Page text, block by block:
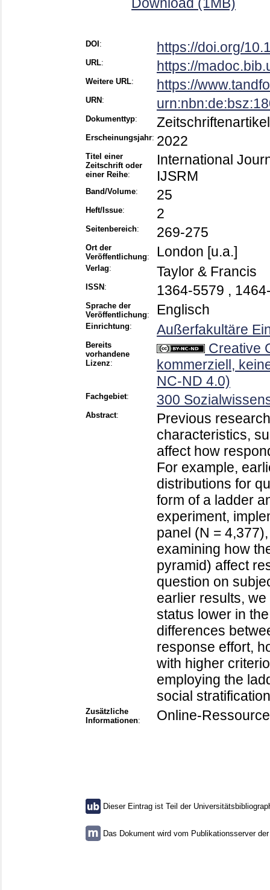
DOI : https://doi.org/
URL: https://
Weitere URL: https://
URN :
Dokumenttyp: Zeitschriftenartikel
Erscheinungsjahr: 2022
Titel einer
Zeitschrift oder
einer Reihe:
International
IJSRM
Band/Volume: 25
Heft/Issue: 2
Seitenbereich: 269-275
Ort der
Veröffentlichung: London [u.a.]
Verlag: Taylor & Francis
ISSN : 1364-5579 ,
Sprache der
Veröffentlichung: Englisch
Einrichtung: Außerfakultäre
Bereits
vorhandene
Lizenz:
Creative
kommerziell,
NC-ND 4.0)
Fachgebiet: 300
Abstract:
Previous
characteristics,
affect how
For example,
distributions for
form of a ladder
experiment,
panel (N =
examining how
pyramid) affect
question on
earlier results,
status lower in
differences
response effort,
with higher
employing the
social
Zusätzliche
Informationen: Online-Ressource
Dieser Eintrag ist Teil der
Das Dokument wird vom Publikationsserver